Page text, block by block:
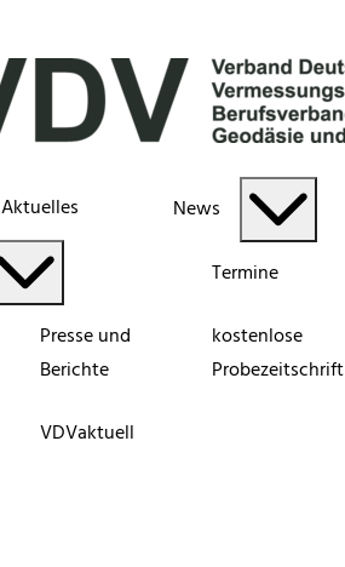
Aktuelles
Presse und
Berichte
VDVaktuell
News
Termine
kostenlose
Probezeitschrift